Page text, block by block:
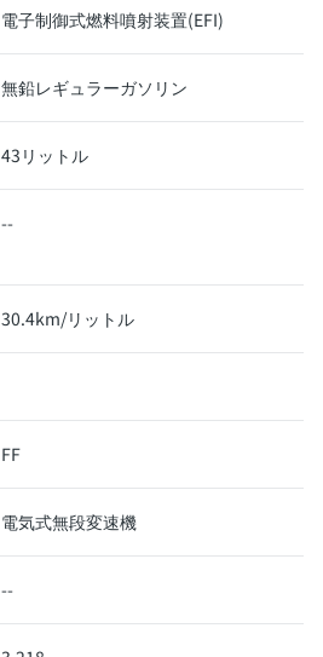
電子制御式燃料噴射装置(EFI)
無鉛レギュラーガソリン
43リットル
--
30.4km/リットル
FF
電気式無段変速機
--